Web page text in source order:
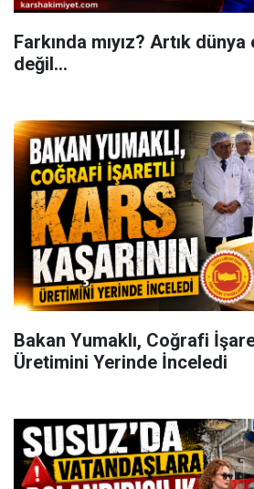
Farkında mıyız? Artık
değil...
Bakan Yumaklı, Coğrafi
Üretimini Yerinde İnceledi